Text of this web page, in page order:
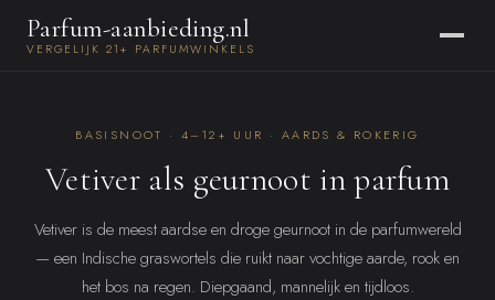
Parfum-aanbieding.nl
VERGELIJK 21+ PARFUMWINKELS
BASISNOOT · 4–12+ UUR · AARDS & ROKERIG
Vetiver als geurnoot in parfum
Vetiver is de meest aardse en droge geurnoot in de parfumwereld
— een Indische graswortels die ruikt naar vochtige aarde, rook en
het bos na regen. Diepgaand, mannelijk en tijdloos.